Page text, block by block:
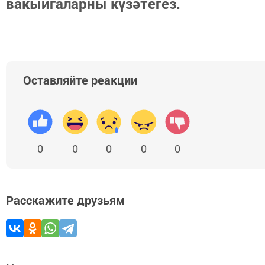
Оставляйте реакции
0 0 0 0 0
Расскажите друзьям